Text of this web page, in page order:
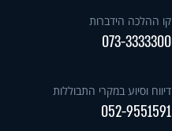
קו ההלכה הידברות
073-3333300
דיווח וסיוע במקרי התבוללות
052-9551591